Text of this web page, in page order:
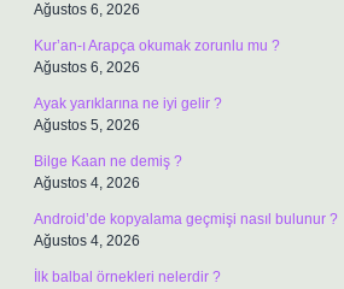
Ağustos 6, 2026
Kur’an-ı Arapça okumak zorunlu mu ?
Ağustos 6, 2026
Ayak yarıklarına ne iyi gelir ?
Ağustos 5, 2026
Bilge Kaan ne demiş ?
Ağustos 4, 2026
Android’de kopyalama geçmişi nasıl bulunur ?
Ağustos 4, 2026
İlk balbal örnekleri nelerdir ?